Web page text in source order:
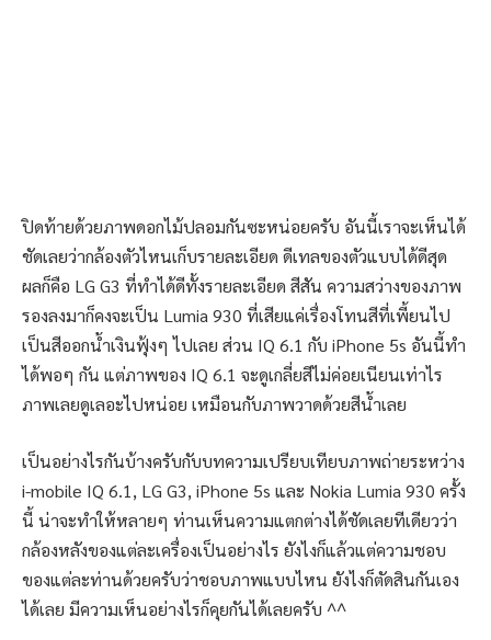
ปิดท้ายด้วยภาพดอกไม้ปลอมกันซะหน่อยครับ อันนี้เราจะเห็นได้
ชัดเลยว่ากล้องตัวไหนเก็บรายละเอียด ดีเทลของตัวแบบได้ดีสุด
ผลก็คือ LG G3 ที่ทำได้ดีทั้งรายละเอียด สีสัน ความสว่างของภาพ
รองลงมาก็คงจะเป็น Lumia 930 ที่เสียแค่เรื่องโทนสีที่เพี้ยนไป
เป็นสีออกน้ำเงินฟุ้งๆ ไปเลย ส่วน IQ 6.1 กับ iPhone 5s อันนี้ทำ
ได้พอๆ กัน แต่ภาพของ IQ 6.1 จะดูเกลี่ยสีไม่ค่อยเนียนเท่าไร
ภาพเลยดูเลอะไปหน่อย เหมือนกับภาพวาดด้วยสีน้ำเลย
เป็นอย่างไรกันบ้างครับกับบทความเปรียบเทียบภาพถ่ายระหว่าง
i-mobile IQ 6.1, LG G3, iPhone 5s และ Nokia Lumia 930 ครั้ง
นี้ น่าจะทำให้หลายๆ ท่านเห็นความแตกต่างได้ชัดเลยทีเดียวว่า
กล้องหลังของแต่ละเครื่องเป็นอย่างไร ยังไงก็แล้วแต่ความชอบ
ของแต่ละท่านด้วยครับว่าชอบภาพแบบไหน ยังไงก็ตัดสินกันเอง
ได้เลย มีความเห็นอย่างไรก็คุยกันได้เลยครับ ^^